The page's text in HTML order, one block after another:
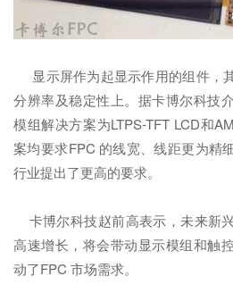
显示屏作为起显示作用的组件，
分辨率及稳定性上。据卡博尔科技
模组解决方案为LTPS-TFT LCD和
案均要求FPC 的线宽、线距更为精
行业提出了更高的要求。
卡博尔科技赵前高表示，未来新
高速增长，将会带动显示模组和触
动了FPC 市场需求。